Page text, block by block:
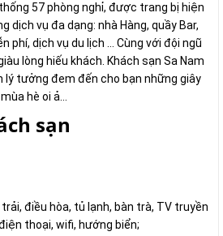
57 phòng nghỉ, được trang bị hiện
dịch vụ đa dạng: nhà Hàng, quầy Bar,
phí, dịch vụ du lịch … Cùng với đội ngũ
lòng hiếu khách. Khách sạn Sa Nam
lý tưởng đem đến cho bạn những giây
hè oi ả…
sạn
điều hòa, tủ lạnh, bàn trà, TV truyền
thoại, wifi, hướng biển;